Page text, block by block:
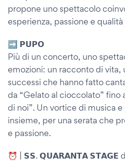
propone uno spettacolo
esperienza, passione e
➡️ 𝗣𝗨𝗣𝗢
Più di un concerto, uno
emozioni: un racconto di vita,
successi che hanno fatto
da “Gelato al cioccolato” fino
di noi”. Un vortice di musica
insieme, per una serata che
e passione.
⏰ | 𝗦𝗦. 𝗤𝗨𝗔𝗥𝗔𝗡𝗧𝗔 𝗦𝗧𝗔𝗚𝗘